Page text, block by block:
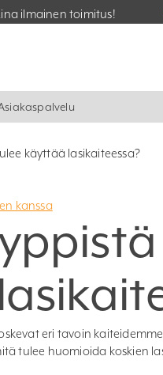
ilmainen toimitus!
käyttää lasikaiteessa?
kanssa
eri tavoin
tulee huomioida koskien